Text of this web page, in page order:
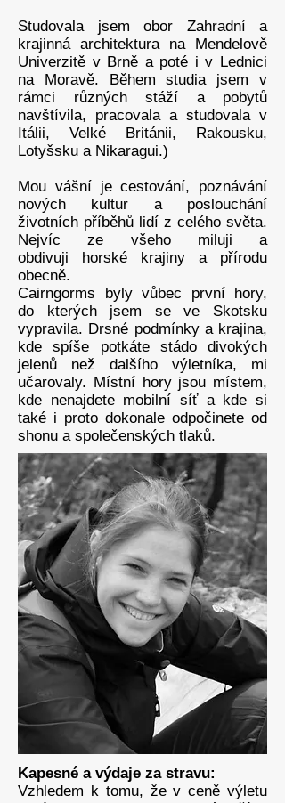
Studovala jsem obor Zahradní a
krajinná architektura na Mendelově
Univerzitě v Brně a poté i v Lednici
na Moravě. Během studia jsem v
rámci různých stáží a pobytů
navštívila, pracovala a studovala v
Itálii, Velké Británii, Rakousku,
Lotyšsku a Nikaragui.)
Mou vášní je cestování, poznávání
nových kultur a poslouchání
životních příběhů lidí z celého světa.
Nejvíc ze všeho miluji a
obdivuji horské krajiny a přírodu
obecně.
Cairngorms byly vůbec první hory,
do kterých jsem se ve Skotsku
vypravila. Drsné podmínky a krajina,
kde spíše potkáte stádo divokých
jelenů než dalšího výletníka, mi
učarovaly. Místní hory jsou místem,
kde nenajdete mobilní síť a kde si
také i proto dokonale odpočinete od
shonu a společenských tlaků.
Kapesné a výdaje za stravu:
Vzhledem k tomu, že v ceně výletu